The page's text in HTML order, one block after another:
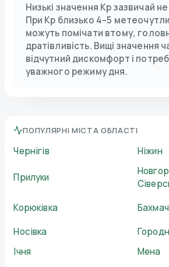
Низькі значення Kp зазвичай
При Kp близько 4–5
можуть помічати втому,
дратівливість. Вищі значення
відчутний дискомфорт і
уважного режиму дня.
ПОПУЛЯРНІ МІСТА ОБЛАСТІ
Чернігів Ніжин
Прилуки
Корюківка
Бахмач
Носівка
Ічня
Мена